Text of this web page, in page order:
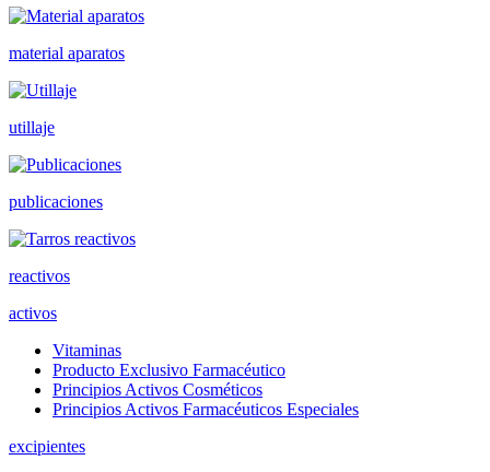
material aparatos
utillaje
publicaciones
reactivos
activos
Vitaminas
Producto Exclusivo Farmacéutico
Principios Activos Cosméticos
Principios Activos Farmacéuticos Especiales
excipientes